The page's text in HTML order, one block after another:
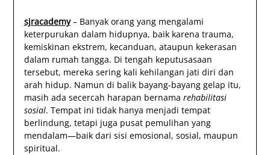
sjracademy– Banyak orang yang mengalami
keterpurukan dalam hidupnya, baik karena trauma,
kemiskinan ekstrem, kecanduan, ataupun kekerasan
dalam rumah tangga. Di tengah keputusasaan
tersebut, mereka sering kali kehilangan jati diri dan
arah hidup. Namun di balik bayang-bayang gelap itu,
masih ada secercah harapan bernama rehabilitasi
sosial. Tempat ini tidak hanya menjadi tempat
berlindung, tetapi juga pusat pemulihan yang
mendalam—baik dari sisi emosional, sosial, maupun
spiritual.